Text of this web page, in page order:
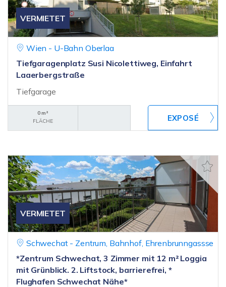
VERMIETET
Wien - U-Bahn Oberlaa
Tiefgaragenplatz Susi Nicolettiweg, Einfahrt
Laaerbergstraße
Tiefgarage
0 m²
FLÄCHE
VERMIETET
Schwechat - Zentrum, Bahnhof, Ehrenbrunngassse
*Zentrum Schwechat, 3 Zimmer mit 12 m² Loggia
mit Grünblick. 2. Liftstock, barrierefrei, *
Flughafen Schwechat Nähe*